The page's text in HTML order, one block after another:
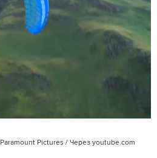
Paramount Pictures / Через youtube.com